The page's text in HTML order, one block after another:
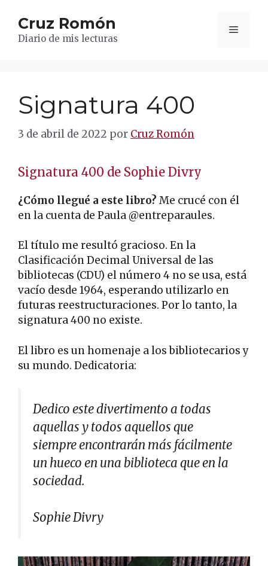
contenido
Cruz Romón
Diario de mis lecturas
Menú
Signatura 400
3 de abril de 2022 por Cruz Romón
Signatura 400 de Sophie Divry
¿Cómo llegué a este libro? Me crucé con él
en la cuenta de Paula @entreparaules.
El título me resultó gracioso. En la
Clasificación Decimal Universal de las
bibliotecas (CDU) el número 4 no se usa, está
vacío desde 1964, esperando utilizarlo en
futuras reestructuraciones. Por lo tanto, la
signatura 400 no existe.
El libro es un homenaje a los bibliotecarios y
su mundo. Dedicatoria:
Dedico este divertimento a todas
aquellas y todos aquellos que
siempre encontrarán más fácilmente
un hueco en una biblioteca que en la
sociedad.
Sophie Divry